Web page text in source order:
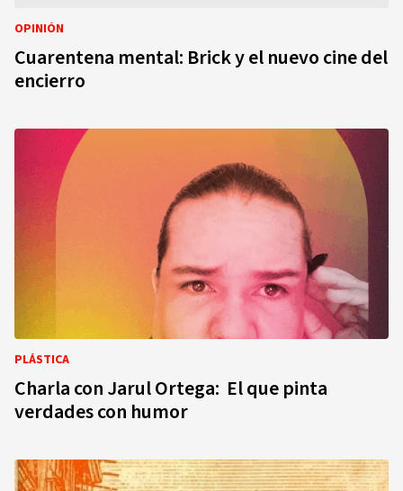
OPINIÓN
Cuarentena mental: Brick y el nuevo cine del
encierro
PLÁSTICA
Charla con Jarul Ortega: El que pinta
verdades con humor